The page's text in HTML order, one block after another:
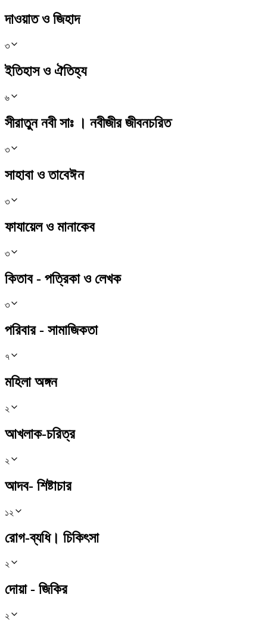
দাওয়াত ও জিহাদ
৩
ইতিহাস ও ঐতিহ্য
৬
সীরাতুন নবী সাঃ । নবীজীর জীবনচরিত
৩
সাহাবা ও তাবেঈন
৩
ফাযায়েল ও মানাকেব
৩
কিতাব - পত্রিকা ও লেখক
৩
পরিবার - সামাজিকতা
৭
মহিলা অঙ্গন
২
আখলাক-চরিত্র
২
আদব- শিষ্টাচার
১২
রোগ-ব্যধি। চিকিৎসা
২
দোয়া - জিকির
২